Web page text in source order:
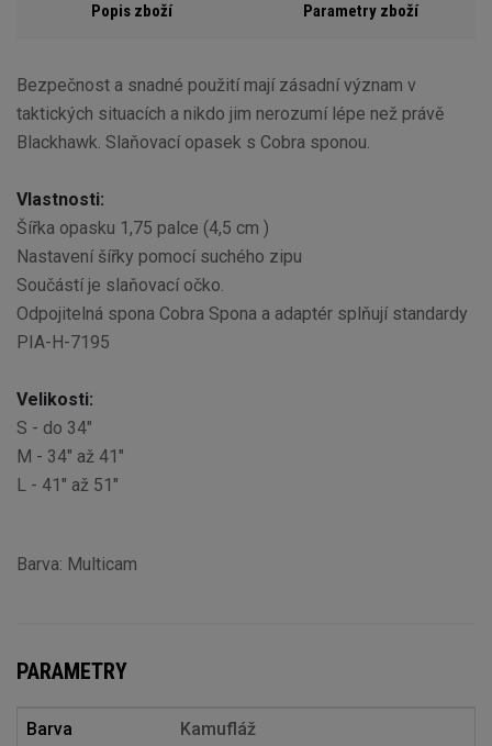
Popis zboží Parametry zboží
Bezpečnost a snadné použití mají zásadní význam v
taktických situacích a nikdo jim nerozumí lépe než právě
Blackhawk. Slaňovací opasek s Cobra sponou.
Vlastnosti:
Šířka opasku 1,75 palce (4,5 cm )
Nastavení šířky pomocí suchého zipu
Součástí je slaňovací očko.
Odpojitelná spona Cobra Spona a adaptér splňují standardy
PIA-H-7195
Velikosti:
S - do 34"
M - 34" až 41"
L - 41" až 51"
Barva: Multicam
PARAMETRY
Barva Kamufláž